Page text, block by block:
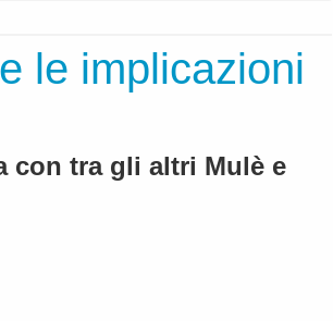
le implicazioni
con tra gli altri Mulè e